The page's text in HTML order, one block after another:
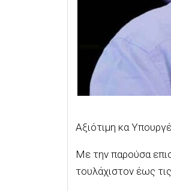
Αξιότιμη κα
Με την παρούσα
τουλάχιστον έως